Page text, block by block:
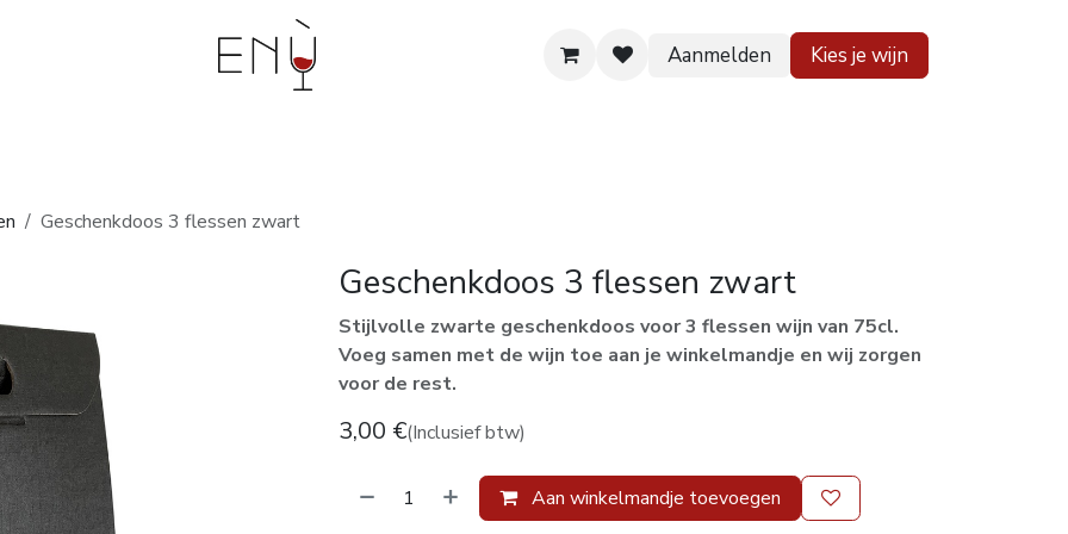
Aanmelden Kies je wijn
Geschenkdoos 3 flessen zwart
Geschenkdoos 3 flessen zwart
Stijlvolle zwarte geschenkdoos voor 3 flessen wijn van 75cl.
Voeg samen met de wijn toe aan je winkelmandje en wij zorgen
voor de rest.
3,00 €(Inclusief btw)
Aan winkelmandje toevoegen